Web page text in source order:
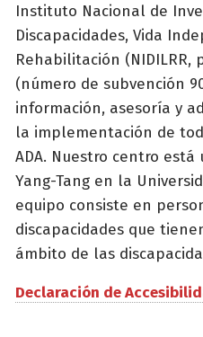
Instituto Nacional de
Discapacidades, Vida
Rehabilitación (NIDILRR,
(número de subvención
información, asesoría y
la implementación de
ADA. Nuestro centro
Yang-Tang en la
equipo consiste en
discapacidades que
ámbito de las
Declaración de